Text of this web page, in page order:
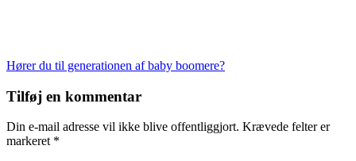
Indlægsnavigation
Hører du til generationen af baby boomere?
Tilføj en kommentar
Din e-mail adresse vil ikke blive offentliggjort. Krævede felter er
markeret *